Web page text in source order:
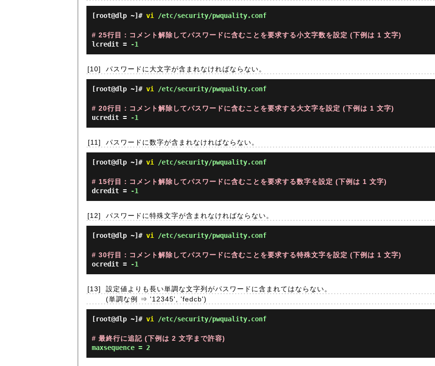
[root@dlp ~]# vi /etc/security/pwquality.conf
# 25行目：コメント解除してパスワードに含むことを要求する小文字数を設定 (下例は 1 文字)
lcredit =
-1
[10] パスワードに大文字が含まれなければならない。
[root@dlp ~]# vi /etc/security/pwquality.conf
# 20行目：コメント解除してパスワードに含むことを要求する大文字を設定 (下例は 1 文字)
ucredit =
-1
[11] パスワードに数字が含まれなければならない。
[root@dlp ~]# vi /etc/security/pwquality.conf
# 15行目：コメント解除してパスワードに含むことを要求する数字を設定 (下例は 1 文字)
dcredit =
-1
[12] パスワードに特殊文字が含まれなければならない。
[root@dlp ~]# vi /etc/security/pwquality.conf
# 30行目：コメント解除してパスワードに含むことを要求する特殊文字を設定 (下例は 1 文字)
ocredit =
-1
[13]
設定値よりも長い単調な文字列がパスワードに含まれてはならない。
(単調な例 ⇒ '12345', 'fedcb')
[root@dlp ~]# vi /etc/security/pwquality.conf
# 最終行に追記 (下例は 2 文字まで許容)
maxsequence = 2